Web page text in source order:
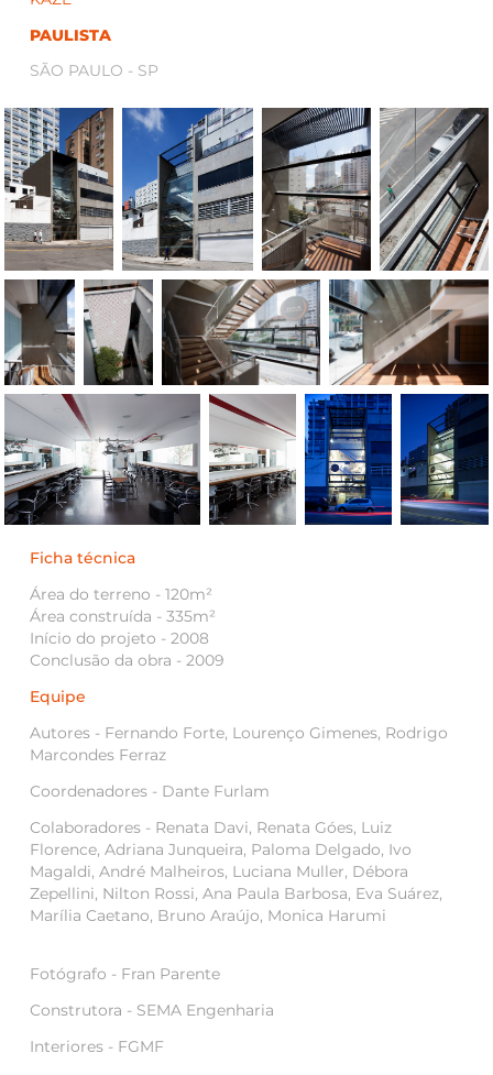
PAULISTA
SÃO PAULO - SP
Ficha técnica
Área do terreno - 120m²
Área construída - 335m²
Início do projeto - 2008
Conclusão da obra - 2009
Equipe
Autores - Fernando Forte, Lourenço Gimenes, Rodrigo
Marcondes Ferraz
Coordenadores - Dante Furlam
Colaboradores - Renata Davi, Renata Góes, Luiz
Florence, Adriana Junqueira, Paloma Delgado, Ivo
Magaldi, André Malheiros, Luciana Muller, Débora
Zepellini, Nilton Rossi, Ana Paula Barbosa, Eva Suárez,
Marília Caetano, Bruno Araújo, Monica Harumi
Fotógrafo - Fran Parente
Construtora - SEMA Engenharia
Interiores - FGMF